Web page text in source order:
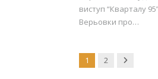
виступ “Кварталу
Верьовки про…
1 2 Next